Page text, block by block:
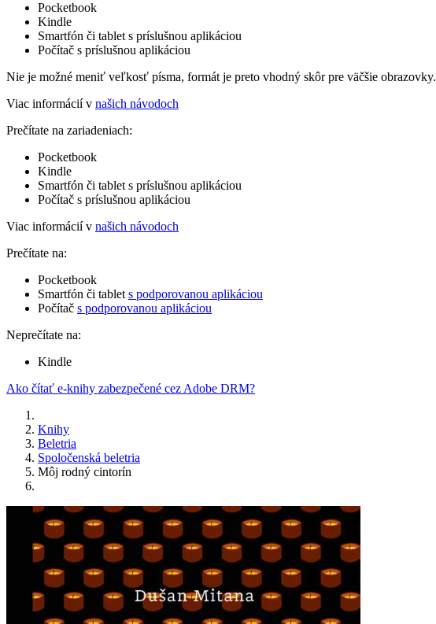
Pocketbook
Kindle
Smartfón či tablet s príslušnou aplikáciou
Počítač s príslušnou aplikáciou
Nie je možné meniť veľkosť písma, formát je preto vhodný skôr pre väčšie obrazovky.
Viac informácií v našich návodoch
Prečítate na zariadeniach:
Pocketbook
Kindle
Smartfón či tablet s príslušnou aplikáciou
Počítač s príslušnou aplikáciou
Viac informácií v našich návodoch
Prečítate na:
Pocketbook
Smartfón či tablet s podporovanou aplikáciou
Počítač s podporovanou aplikáciou
Neprečítate na:
Kindle
Ako čítať e-knihy zabezpečené cez Adobe DRM?
Knihy
Beletria
Spoločenská beletria
Môj rodný cintorín